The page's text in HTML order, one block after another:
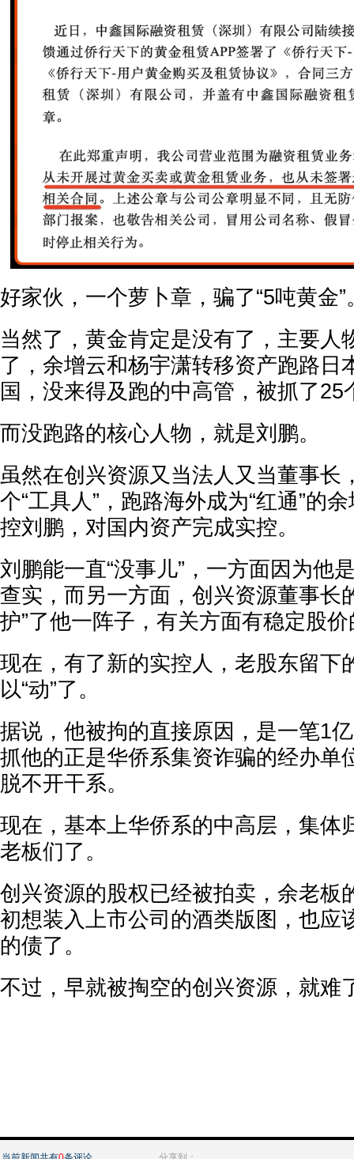
好家伙，一个萝卜章，骗了“5吨黄金”
当然了，黄金肯定是没有了，主要人
了，余增云和杨宇潇转移资产跑路日
国，没来得及跑的中高管，被抓了25
而没跑路的核心人物，就是刘鹏。
虽然在创兴资源又当法人又当董事长
个“工具人”，跑路海外成为“红通”的
控刘鹏，对国内资产完成实控。
刘鹏能一直“没事儿”，一方面因为他
查实，而另一方面，创兴资源董事长
护”了他一阵子，有关方面有稳定股
现在，有了新的实控人，老股东留下
以“动”了。
据说，他被拘的直接原因，是一笔1
抓他的正是华侨系集资诈骗的经办单
脱不开干系。
现在，基本上华侨系的中高层，集体
老板们了。
创兴资源的股权已经被拍卖，余老板
初想装入上市公司的酒类版图，也应
的债了。
不过，早就被掏空的创兴资源，就难